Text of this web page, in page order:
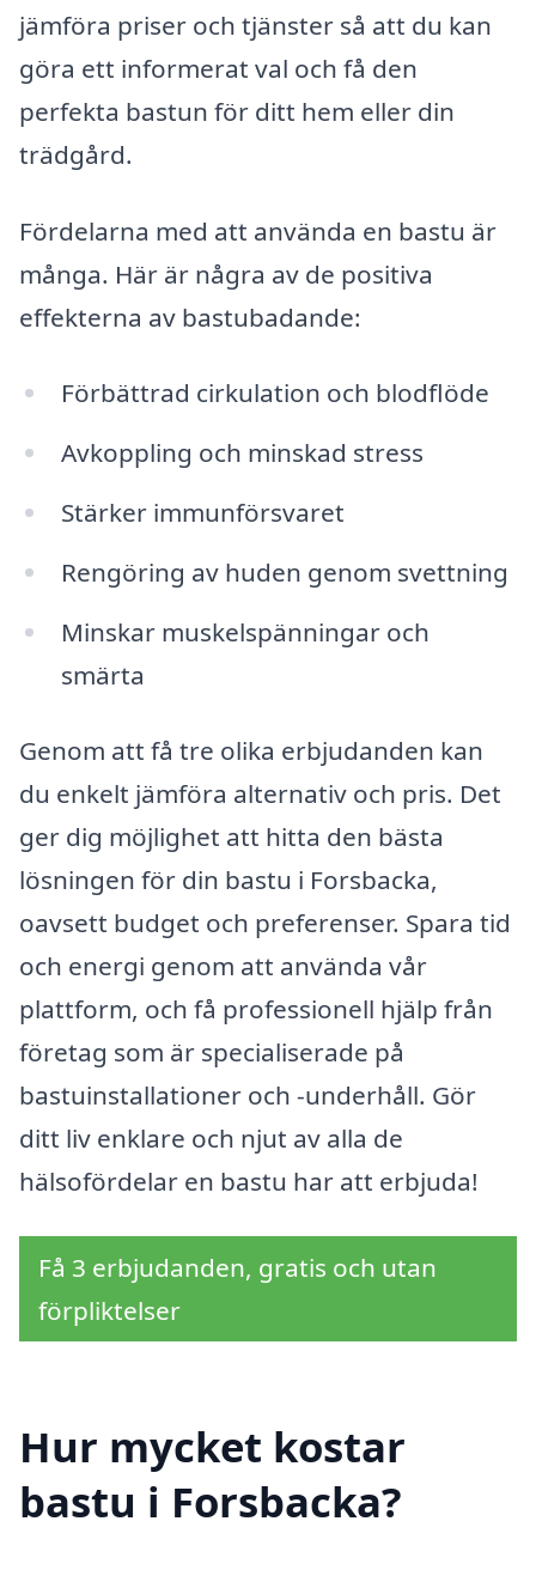
jämföra priser och tjänster så att du kan
göra ett informerat val och få den
perfekta bastun för ditt hem eller din
trädgård.
Fördelarna med att använda en bastu är
många. Här är några av de positiva
effekterna av bastubadande:
Förbättrad cirkulation och blodflöde
Avkoppling och minskad stress
Stärker immunförsvaret
Rengöring av huden genom svettning
Minskar muskelspänningar och
smärta
Genom att få tre olika erbjudanden kan
du enkelt jämföra alternativ och pris. Det
ger dig möjlighet att hitta den bästa
lösningen för din bastu i Forsbacka,
oavsett budget och preferenser. Spara tid
och energi genom att använda vår
plattform, och få professionell hjälp från
företag som är specialiserade på
bastuinstallationer och -underhåll. Gör
ditt liv enklare och njut av alla de
hälsofördelar en bastu har att erbjuda!
Få 3 erbjudanden, gratis och utan
förpliktelser
Hur mycket kostar
bastu i Forsbacka?